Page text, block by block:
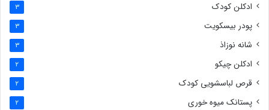
ادکلن کودک 3
پودر بیسکویت 3
شانه نوزاذ 3
ادکلن چیکو 2
قرص لباسشویی کودک 2
پستانک میوه خوری 2